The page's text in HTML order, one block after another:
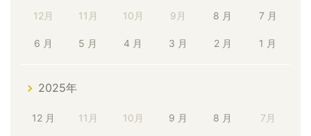
12月 11月 10月 9月 8 月 7 月
6 月 5 月 4 月 3 月 2 月 1 月
2025年
12 月 11月 10月 9 月 8 月 7月